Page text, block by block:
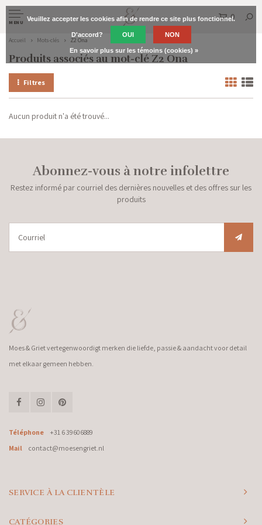
MENU
0
Accueil Mots-clés Z2 Ona
Produits associés au mot-clé Z2 Ona
Filtres
Aucun produit n'a été trouvé...
Abonnez-vous à notre infolettre
Restez informé par courriel des dernières nouvelles et des offres sur les
produits
Moes & Griet vertegenwoordigt merken die liefde, passie & aandacht voor detail
met elkaar gemeen hebben.
Téléphone
+31 6 39606889
Mail
contact@moesengriet.nl
SERVICE À LA CLIENTÈLE
CATÉGORIES
Veuillez accepter les cookies afin de rendre ce site plus fonctionnel.
D'accord? OUI NON
En savoir plus sur les témoins (cookies) »